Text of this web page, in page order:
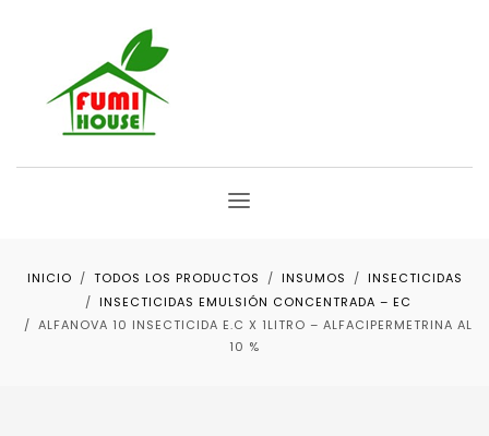
INICIO TODOS LOS PRODUCTOS INSUMOS
INSECTICIDAS
INSECTICIDAS EMULSIÓN CONCENTRADA – EC
ALFANOVA 10 INSECTICIDA E.C X 1LITRO – ALFACIPERMETRINA AL
10 %